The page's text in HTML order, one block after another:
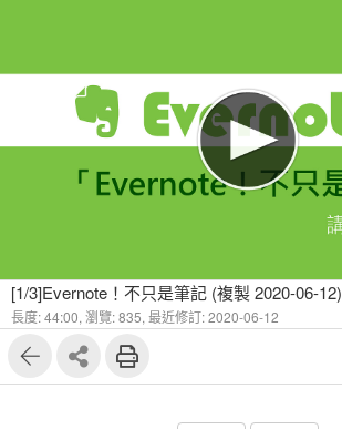
[1/3]Evernote！不只是筆記 (複製 2020-06-12)
長度: 44:00, 瀏覽: 835, 最近修訂: 2020-06-12